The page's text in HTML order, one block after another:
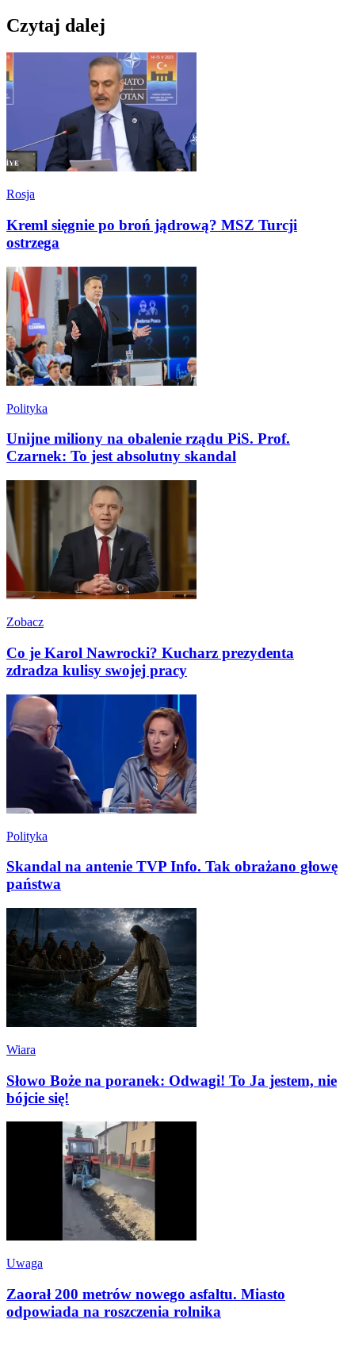
Czytaj dalej
Rosja
Kreml sięgnie po broń jądrową? MSZ Turcji
ostrzega
Polityka
Unijne miliony na obalenie rządu PiS. Prof.
Czarnek: To jest absolutny skandal
Zobacz
Co je Karol Nawrocki? Kucharz prezydenta
zdradza kulisy swojej pracy
Polityka
Skandal na antenie TVP Info. Tak obrażano głowę
państwa
Wiara
Słowo Boże na poranek: Odwagi! To Ja jestem, nie
bójcie się!
Uwaga
Zaorał 200 metrów nowego asfaltu. Miasto
odpowiada na roszczenia rolnika